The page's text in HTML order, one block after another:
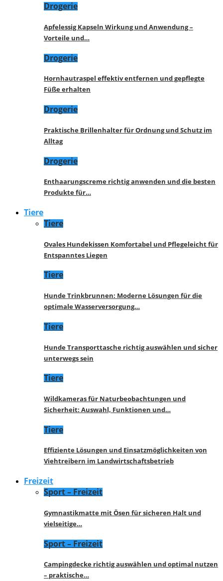
Drogerie
Apfelessig Kapseln Wirkung und Anwendung –
Vorteile und…
Drogerie
Hornhautraspel effektiv entfernen und gepflegte
Füße erhalten
Drogerie
Praktische Brillenhalter für Ordnung und Schutz im
Alltag
Drogerie
Enthaarungscreme richtig anwenden und die besten
Produkte für…
Tiere
Tiere
Ovales Hundekissen Komfortabel und Pflegeleicht für
Entspanntes Liegen
Tiere
Hunde Trinkbrunnen: Moderne Lösungen für die
optimale Wasserversorgung…
Tiere
Hunde Transporttasche richtig auswählen und sicher
unterwegs sein
Tiere
Wildkameras für Naturbeobachtungen und
Sicherheit: Auswahl, Funktionen und…
Tiere
Effiziente Lösungen und Einsatzmöglichkeiten von
Viehtreibern im Landwirtschaftsbetrieb
Freizeit
Sport – Freizeit
Gymnastikmatte mit Ösen für sicheren Halt und
vielseitige…
Sport – Freizeit
Campingdecke richtig auswählen und optimal nutzen
– praktische…